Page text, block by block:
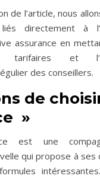
de l’article, nous
directement à
assurance en
tarifaires et
des conseillers.
de
»
est une
qui propose à ses